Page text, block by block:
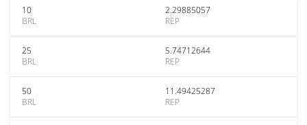
10
BRL
2.29885057
REP
25
BRL
5.74712644
REP
50
BRL
11.49425287
REP